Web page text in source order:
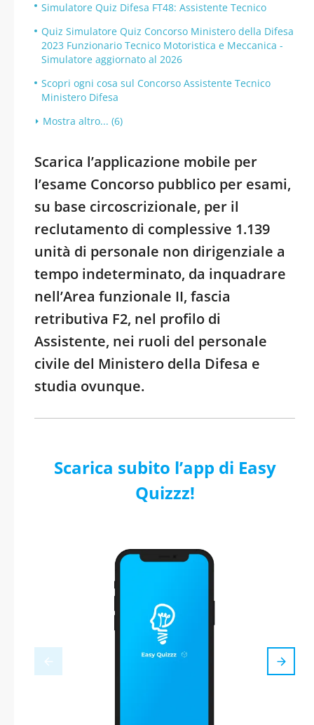
Simulatore Quiz Difesa FT48: Assistente Tecnico
Quiz Simulatore Quiz Concorso Ministero della Difesa
2023 Funzionario Tecnico Motoristica e Meccanica -
Simulatore aggiornato al 2026
Scopri ogni cosa sul Concorso Assistente Tecnico
Ministero Difesa
Mostra altro... (6)
Scarica l’applicazione mobile per
l’esame Concorso pubblico per esami,
su base circoscrizionale, per il
reclutamento di complessive 1.139
unità di personale non dirigenziale a
tempo indeterminato, da inquadrare
nell’Area funzionale II, fascia
retributiva F2, nel profilo di
Assistente, nei ruoli del personale
civile del Ministero della Difesa e
studia ovunque.
Scarica subito l’app di Easy
Quizzz!